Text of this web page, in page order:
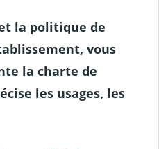
la politique de
vous
la charte de
les usages, les